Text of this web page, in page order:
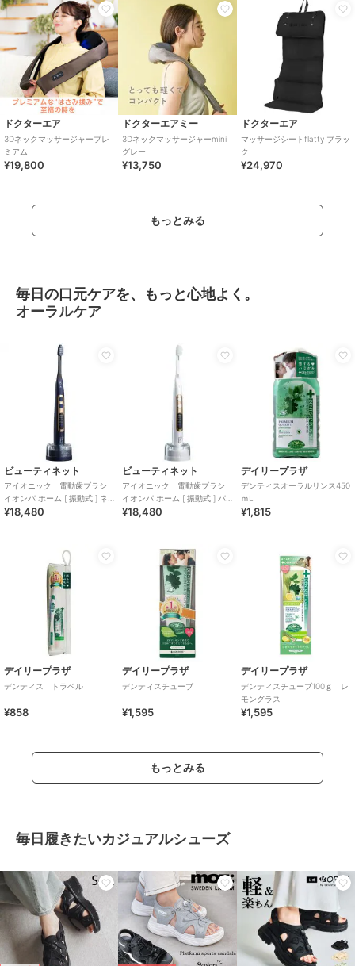
ドクターエア
3Dネックマッサージャープレ
ミアム
¥19,800
ドクターエアミー
3Dネックマッサージャーmini
グレー
¥13,750
ドクターエア
マッサージシートflatty ブラッ
ク
¥24,970
もっとみる
毎日の口元ケアを、もっと心地よく。
オーラルケア
ビューティネット
アイオニック 電動歯ブラシ
イオンパ ホーム [ 振動式 ] ネ
イビーブルー
¥18,480
ビューティネット
アイオニック 電動歯ブラシ
イオンパ ホーム [ 振動式 ] パ
ールホワイト
¥18,480
デイリープラザ
デンティスオーラルリンス450
ｍL
¥1,815
デイリープラザ
デンティス トラベル
¥858
デイリープラザ
デンティスチューブ
¥1,595
デイリープラザ
デンティスチューブ100ｇ レ
モングラス
¥1,595
もっとみる
毎日履きたいカジュアルシューズ